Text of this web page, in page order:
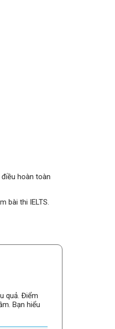
hoàn toàn
bài thi IELTS.
quả. Điểm
Bạn hiểu